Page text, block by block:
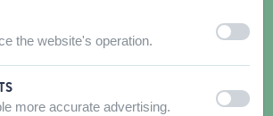
le(s) magasin(s) recommandé(s) avant
assurer que les produits que vous
Si ce n'est pas le cas, n'hésitez pas
le produit souhaité.
the website's operation. off on
more accurate advertising. off on